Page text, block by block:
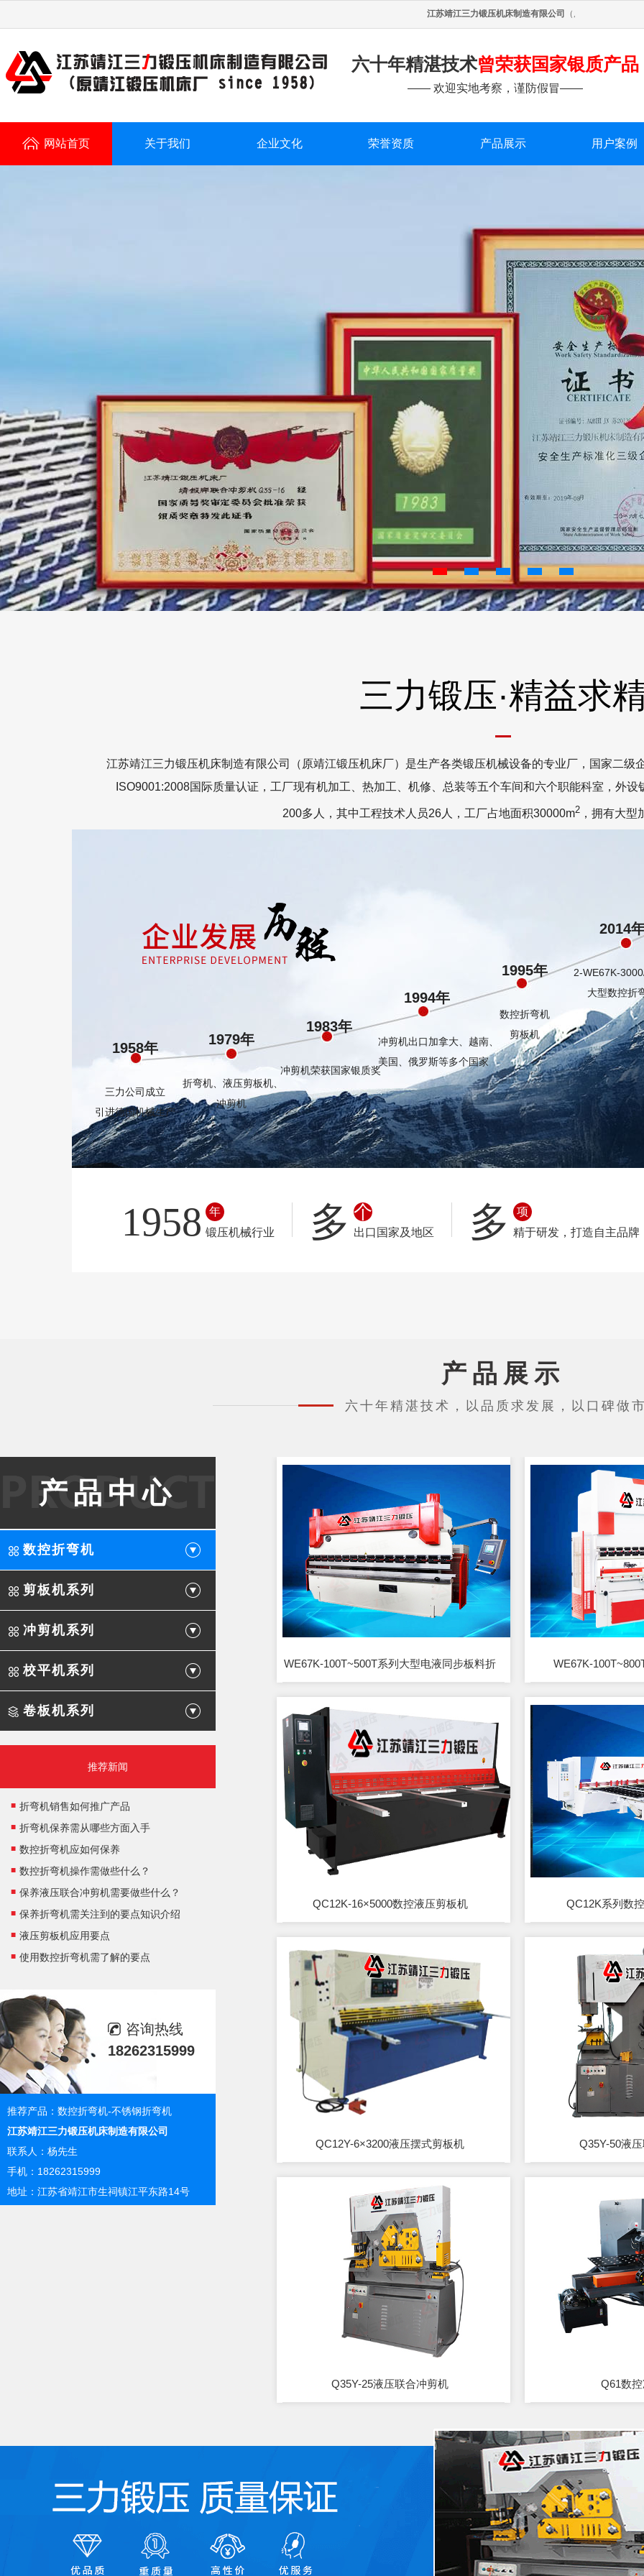
江苏靖江三力锻压机床制造有限公司（原靖江锻压机床厂）是生
六十年精湛技术曾荣获国家银质产品
—— 欢迎实地考察，谨防假冒——
网站首页 关于我们 企业文化 荣誉资质 产品展示 用户案例
三力锻压·精益求
江苏靖江三力锻压机床制造有限公司（原靖江锻压机床厂）是生产各类锻压机械设备的专业厂，国家二级
ISO9001:2008国际质量认证，工厂现有机加工、热加工、机修、总装等五个车间和六个职能科室，外
200多人，其中工程技术人员26人，工厂占地面积30000m2 ，拥有大型
1958年
三力公司成立
引进德国机械生产
1979年
折弯机、液压剪板机、
冲剪机
1983年
冲剪机荣获国家银质奖
1994年
冲剪机出口加拿大、越南、
美国、俄罗斯等多个国家
1995年
数控折弯机
剪板机
2014
2-WE67K-
大型数控折
1958
年
锻压机械行业
多 个
出口国家及地区 多
项
精于研发，打造自主品牌
产品展示
六十年精湛技术，以品质求发展，以口碑做
产品中心
数控折弯机
剪板机系列
冲剪机系列
校平机系列
卷板机系列
推荐新闻
折弯机销售如何推广产品
折弯机保养需从哪些方面入手
数控折弯机应如何保养
数控折弯机操作需做些什么？
保养液压联合冲剪机需要做些什么？
保养折弯机需关注到的要点知识介绍
液压剪板机应用要点
使用数控折弯机需了解的要点
咨询热线
18262315999
推荐产品： 数控折弯机-不锈钢折弯机
江苏靖江三力锻压机床制造有限公司
联系人：杨先生
手机：18262315999
地址：江苏省靖江市生祠镇江平东路14号
WE67K-100T~500T系列大型电液同步板料折
弯机
WE67K-
QC12K-16×5000数控液压剪板机 QC12K系列数
QC12Y-6×3200液压摆式剪板机 Q35Y-50液
Q35Y-25液压联合冲剪机 Q61数